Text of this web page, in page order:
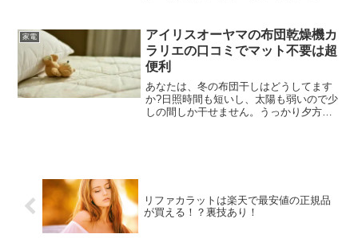
ダーを探したんです。スマホでの録音を
一度試したけど、どうして...
家電
アイリスオーヤマの布団乾燥機カ
ラリエの口コミでマット不要は超
便利
あなたは、冬の布団干しはどうしてます
か?日照時間も短いし、太陽も弱いので少
しの間しか干せません。うっかり夕方に
リファカラットは楽天で最安値の正規品
が買える！？裏技あり！